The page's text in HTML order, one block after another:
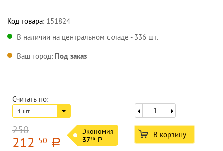
Код товара: 151824
В наличии на центральном складе - 336 шт.
Ваш город: Под заказ
Считать по:
1 шт.
250
212 50 a
Экономия
3750 a
В корзину